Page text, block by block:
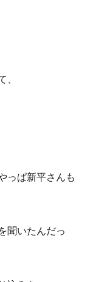
っぱ新平さんも
聞いたんだっ